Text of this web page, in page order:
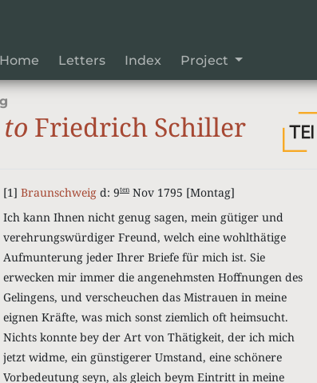
Home Letters Index Project
to Friedrich Schiller
[1] Braunschweigd: 9tenNov 1795 [Montag]
Ich kann Ihnen nicht genug sagen, mein gütiger und
verehrungswürdiger Freund, welch eine wohlthätige
Aufmunterung jeder Ihrer Briefe für mich ist. Sie
erwecken mir immer die angenehmsten Hoffnungen des
Gelingens, und verscheuchen das Mistrauen in meine
eignen Kräfte, was mich sonst ziemlich oft heimsucht.
Nichts konnte bey der Art von Thätigkeit, der ich mich
jetzt widme, ein günstigerer Umstand, eine schönere
Vorbedeutung seyn, als gleich beym Eintritt in meine